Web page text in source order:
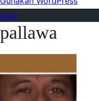
Lewati
ke
pallawa